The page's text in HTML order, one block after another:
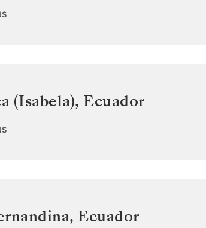
(Isabela), Ecuador
, Ecuador